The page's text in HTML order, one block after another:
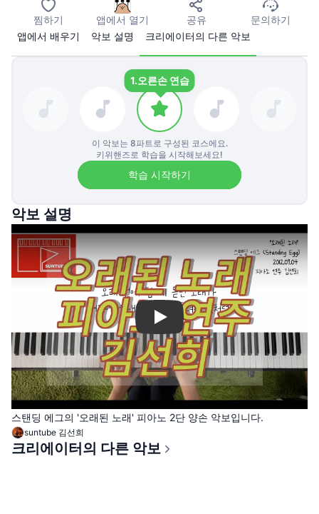
찜하기 앱에서 열기 공유
문의하기
앱에서 배우기
악보 설명 크리에이터의 다른 악보
1.오른손 연습
이 악보는 8파트로 구성된 코스에요.
키위핸즈로 학습을 시작해보세요!
학습 시작하기
악보 설명
Play
스탠딩 에그의 '오래된 노래' 피아노 2단 양손 악보입니다.
suntube 김선희
크리에이터의 다른 악보